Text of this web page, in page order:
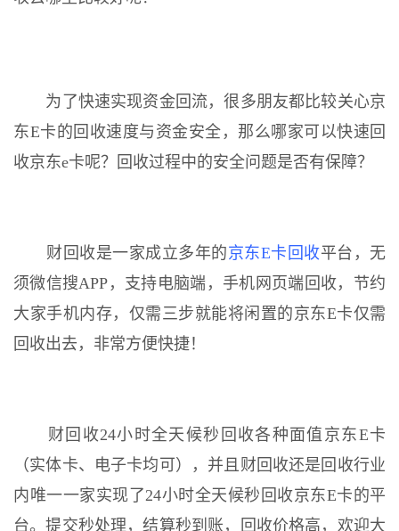
为了快速实现资金回流，很多朋友都比较关心京
东E卡的回收速度与资金安全，那么哪家可以快速回
收京东e卡呢？回收过程中的安全问题是否有保障？
财回收是一家成立多年的京东E卡回收平台，无
须微信搜APP，支持电脑端，手机网页端回收，节约
大家手机内存，仅需三步就能将闲置的京东E卡仅需
回收出去，非常方便快捷！
财回收24小时全天候秒回收各种面值京东E卡
（实体卡、电子卡均可），并且财回收还是回收行业
内唯一一家实现了24小时全天候秒回收京东E卡的平
台。提交秒处理，结算秒到账，回收价格高，欢迎大